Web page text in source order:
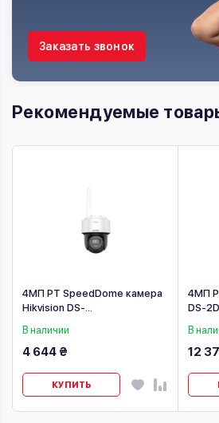
Заказать звонок
Рекомендуемые
4МП PT SpeedDome камера
Hikvision DS-
В наличии
4 644 ₴
КУПИТЬ
4МП
DS-
В
12